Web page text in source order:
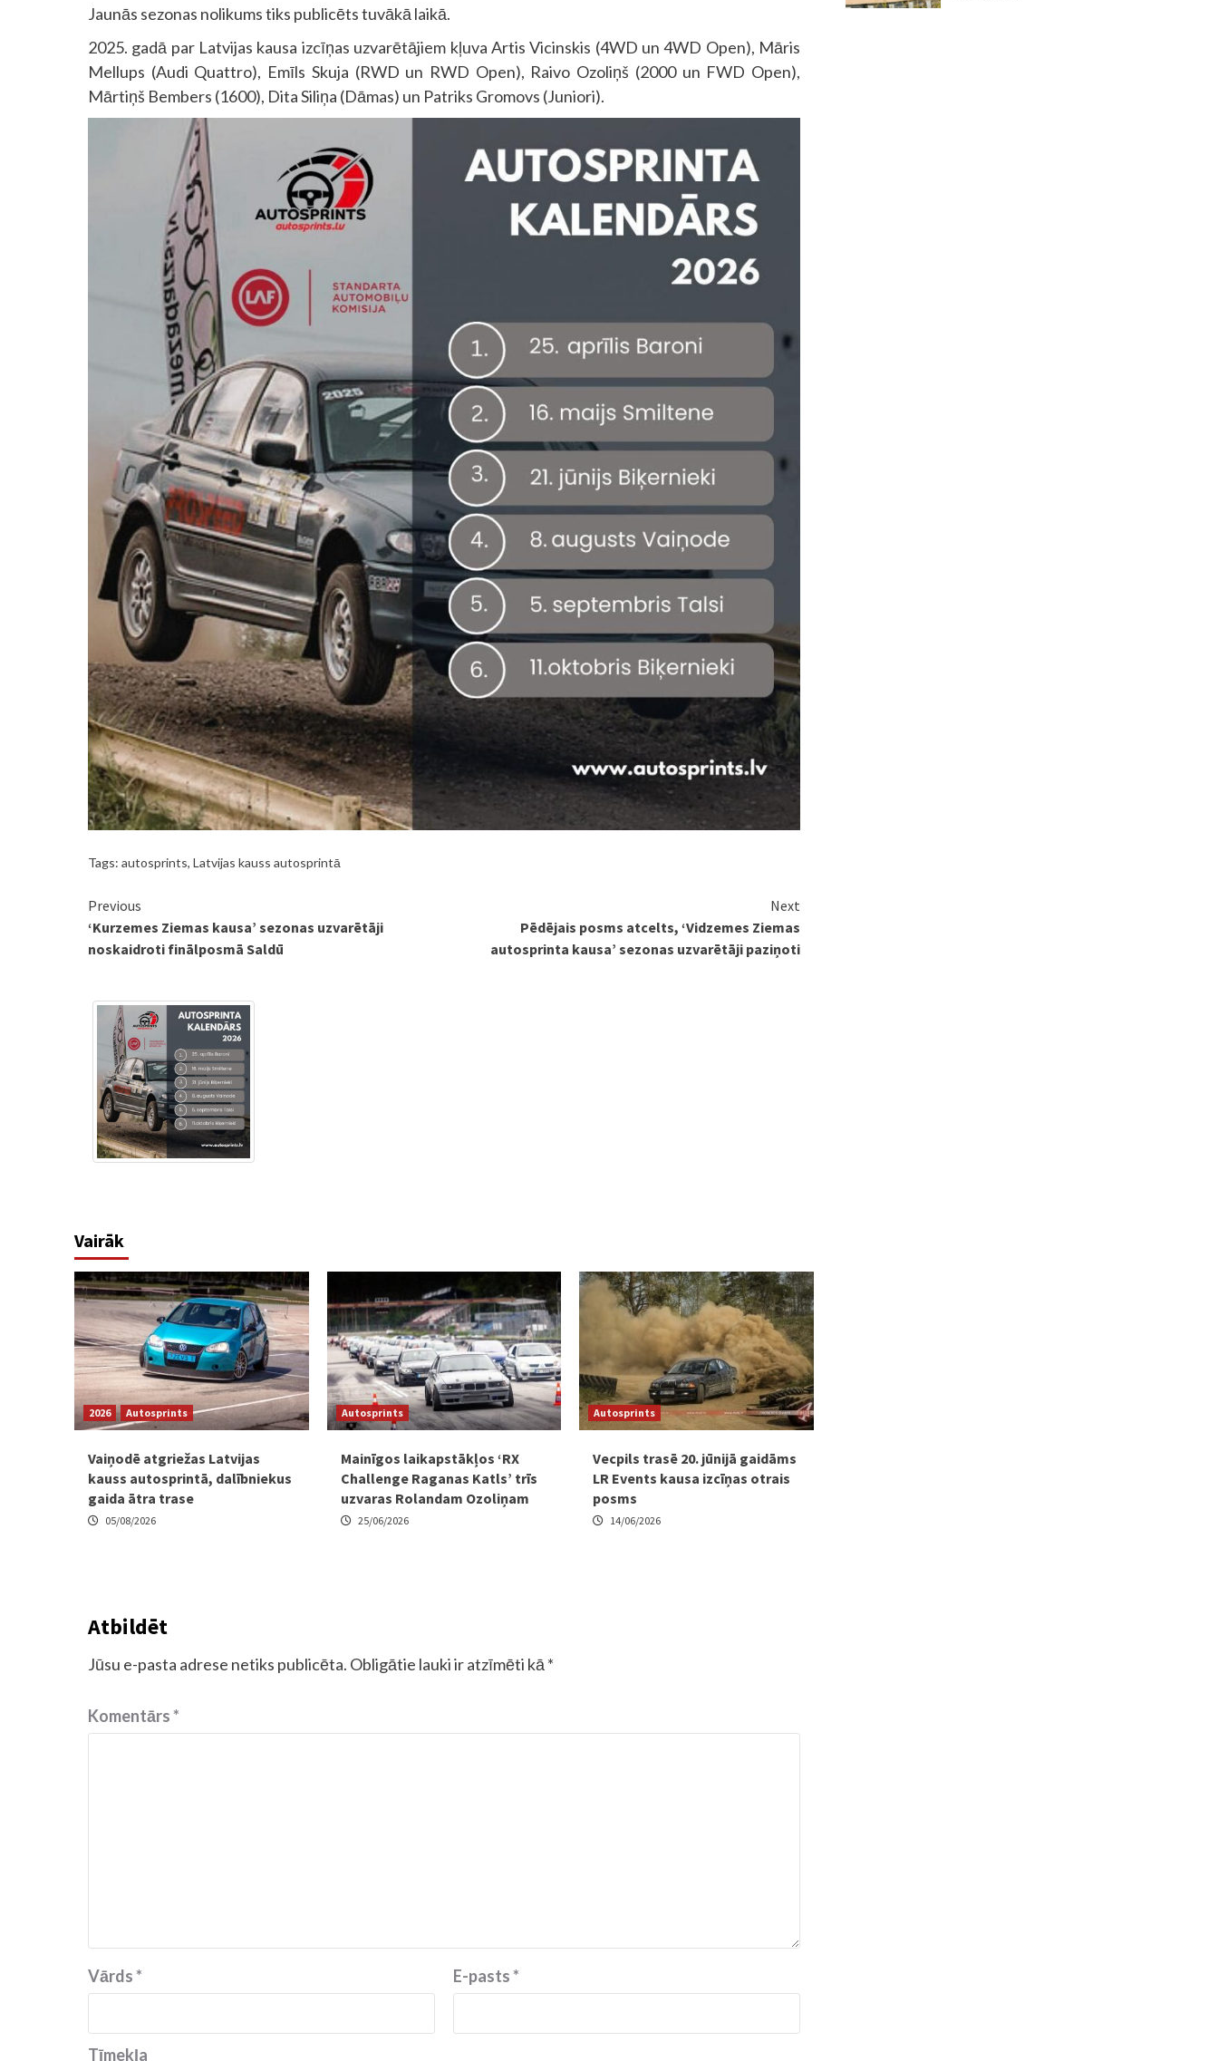
Jaunās sezonas nolikums tiks publicēts tuvākā laikā.
2025. gadā par Latvijas kausa izcīņas uzvarētājiem kļuva Artis Vicinskis (4WD un 4WD Open), Māris
Mellups (Audi Quattro), Emīls Skuja (RWD un RWD Open), Raivo Ozoliņš (2000 un FWD Open),
Mārtiņš Bembers (1600), Dita Siliņa (Dāmas) un Patriks Gromovs (Juniori).
Tags: autosprints, Latvijas kauss autosprintā
Continue
Reading
Previous
‘Kurzemes Ziemas kausa’ sezonas uzvarētāji
noskaidroti finālposmā Saldū
Next
Pēdējais posms atcelts, ‘Vidzemes Ziemas
autosprinta kausa’ sezonas uzvarētāji paziņoti
Vairāk
2026 Autosprints
Vaiņodē atgriežas Latvijas
kauss autosprintā, dalībniekus
gaida ātra trase
05/08/2026
Autosprints
Mainīgos laikapstākļos ‘RX
Challenge Raganas Katls’ trīs
uzvaras Rolandam Ozoliņam
25/06/2026
Autosprints
Vecpils trasē 20. jūnijā gaidāms
LR Events kausa izcīņas otrais
posms
14/06/2026
Atbildēt
Jūsu e-pasta adrese netiks publicēta. Obligātie lauki ir atzīmēti kā *
Komentārs*
Vārds* E-pasts*
Tīmekļa